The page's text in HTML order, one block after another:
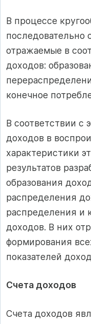
В процессе
отражаемые в
доходов:
конечное
В соответствии
доходов в
характеристики
результатов
образования
распределения
распределения и
доходов. В них
формирования
показателей
Счета доходов
Счета доходов